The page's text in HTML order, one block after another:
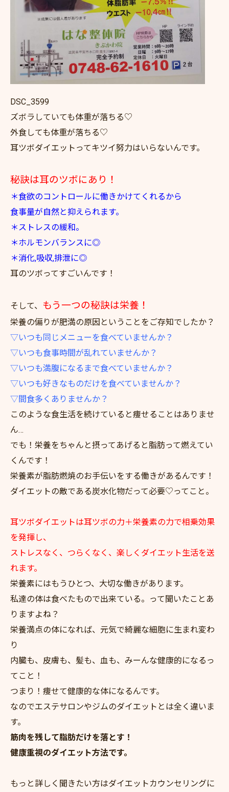
DSC_3599
ズボラしていても体重が落ちる♡
外食しても体重が落ちる♡
耳ツボダイエットってキツイ努力はいらないんです。
秘訣は耳のツボにあり！
＊食欲のコントロールに働きかけてくれるから
食事量が自然と抑えられます。
＊ストレスの緩和。
＊ホルモンバランスに◎
＊消化,吸収,排泄に◎
耳のツボってすごいんです！
そして、 もう一つの秘訣は栄養！
栄養の偏りが肥満の原因ということをご存知でしたか？
▽いつも同じメニューを食べていませんか？
▽いつも食事時間が乱れていませんか？
▽いつも満腹になるまで食べていませんか？
▽いつも好きなものだけを食べていませんか？
▽間食多くありませんか？
このような食生活を続けていると痩せることはありませ
ん…
でも！栄養をちゃんと摂ってあげると脂肪って燃えてい
くんです！
栄養素が脂肪燃焼のお手伝いをする働きがあるんです！
ダイエットの敵である炭水化物だって必要♡ってこと。
耳ツボダイエットは耳ツボの力＋栄養素の力で相乗効果
を発揮し、
ストレスなく、つらくなく、楽しくダイエット生活を送
れます。
栄養素にはもうひとつ、大切な働きがあります。
私達の体は食べたもので出来ている。って聞いたことあ
りますよね？
栄養満点の体になれば、元気で綺麗な細胞に生まれ変わ
り
内臓も、皮膚も、髪も、血も、みーんな健康的になるっ
てこと！
つまり！痩せて健康的な体になるんです。
なのでエステサロンやジムのダイエットとは全く違いま
す。
筋肉を残して脂肪だけを落とす！
健康重視のダイエット方法です。
もっと詳しく聞きたい方はダイエットカウンセリングに